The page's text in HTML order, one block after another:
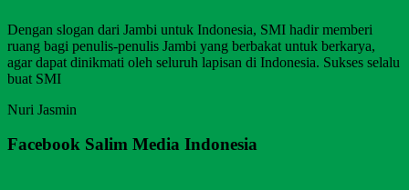
Dengan slogan dari Jambi untuk Indonesia, SMI hadir memberi
ruang bagi penulis-penulis Jambi yang berbakat untuk berkarya,
agar dapat dinikmati oleh seluruh lapisan di Indonesia. Sukses selalu
buat SMI
Nuri Jasmin
Facebook Salim Media Indonesia